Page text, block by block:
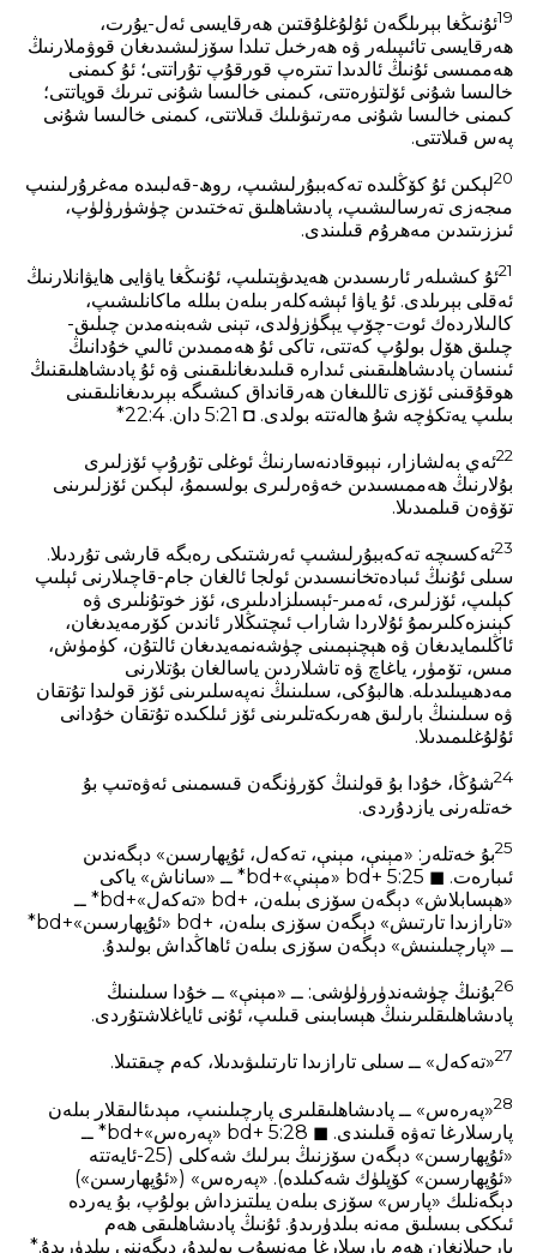
19ئۇنىڭغا بېرىلگەن ئۇلۇغلۇقتىن ھەرقايسى ئەل-يۇرت،
ھەرقايسى تائىپىلەر ۋە ھەرخىل تىلدا سۆزلىشىدىغان قوۋملارنىڭ
ھەممىسى ئۇنىڭ ئالدىدا تىترەپ قورقۇپ تۇراتتى؛ ئۇ كىمنى
خالىسا شۇنى ئۆلتۈرەتتى، كىمنى خالىسا شۇنى تىرىك قوياتتى؛
كىمنى خالىسا شۇنى مەرتىۋىلىك قىلاتتى، كىمنى خالىسا شۇنى
پەس قىلاتتى.
20لېكىن ئۇ كۆڭلىدە تەكەببۇرلىشىپ، روھ-قەلبىدە مەغرۇرلىنىپ
مىجەزى تەرسالىشىپ، پادىشاھلىق تەختىدىن چۈشۈرۈلۈپ،
ئىززىتىدىن مەھرۇم قىلىندى.
21ئۇ كىشىلەر ئارىسىدىن ھەيدىۋېتىلىپ، ئۇنىڭغا ياۋايى ھايۋانلارنىڭ
ئەقلى بېرىلدى. ئۇ ياۋا ئېشەكلەر بىلەن بىللە ماكانلىشىپ،
كالىلاردەك ئوت-چۆپ يېگۈزۈلدى، تېنى شەبنەمدىن چىلىق-
چىلىق ھۆل بولۇپ كەتتى، تاكى ئۇ ھەممىدىن ئالىي خۇدانىڭ
ئىنسان پادىشاھلىقىنى ئىدارە قىلىدىغانلىقىنى ۋە ئۇ پادىشاھلىقنىڭ
ھوقۇقىنى ئۆزى تاللىغان ھەرقانداق كىشىگە بېرىدىغانلىقىنى
بىلىپ يەتكۈچە شۇ ھالەتتە بولدى. ◘ 5:21 دان. 4‏:22*
22ئەي بەلشازار، نېبوقادنەسارنىڭ ئوغلى تۇرۇپ ئۆزلىرى
بۇلارنىڭ ھەممىسىدىن خەۋەرلىرى بولسىمۇ، لېكىن ئۆزلىرىنى
تۆۋەن قىلمىدىلا.
23ئەكسىچە تەكەببۇرلىشىپ ئەرشتىكى رەبگە قارشى تۇردىلا.
سىلى ئۇنىڭ ئىبادەتخانىسىدىن ئولجا ئالغان جام-قاچىلارنى ئېلىپ
كېلىپ، ئۆزلىرى، ئەمىر-ئېسىلزادىلىرى، ئۆز خوتۇنلىرى ۋە
كېنىزەكلىرىمۇ ئۇلاردا شاراب ئىچتىڭلار ئاندىن كۆرمەيدىغان،
ئاڭلىمايدىغان ۋە ھېچنېمىنى چۈشەنمەيدىغان ئالتۇن، كۈمۈش،
مىس، تۆمۈر، ياغاچ ۋە تاشلاردىن ياسالغان بۇتلارنى
مەدھىيىلىدىلە. ھالبۇكى، سىلىنىڭ نەپەسلىرىنى ئۆز قولىدا تۇتقان
ۋە سىلىنىڭ بارلىق ھەرىكەتلىرىنى ئۆز ئىلكىدە تۇتقان خۇدانى
ئۇلۇغلىمىدىلا.
24شۇڭا، خۇدا بۇ قولنىڭ كۆرۈنگەن قىسمىنى ئەۋەتىپ بۇ
خەتلەرنى يازدۇردى.
25بۇ خەتلەر: «مېنې، مېنې، تەكەل، ئۇپھارسىن» دېگەندىن
ئىبارەت. ◼ 5:25 +bd «مېنې»+bd* ــ «ساناش» ياكى
«ھېسابلاش» دېگەن سۆزى بىلەن، +bd «تەكەل»+bd* ــ
«تارازىدا تارتىش» دېگەن سۆزى بىلەن، +bd «ئۇپھارسىن»+bd*
ــ «پارچىلىنىش» دېگەن سۆزى بىلەن ئاھاڭداش بولىدۇ.
26بۇنىڭ چۈشەندۈرۈلۈشى: ــ «مېنې» ــ خۇدا سىلىنىڭ
پادىشاھلىقلىرىنىڭ ھېسابىنى قىلىپ، ئۇنى ئاياغلاشتۇردى.
27«تەكەل» ــ سىلى تارازىدا تارتىلىۋىدىلا، كەم چىقتىلا.
28«پەرەس» ــ پادىشاھلىقلىرى پارچىلىنىپ، مېدىئالىقلار بىلەن
پارسلارغا تەۋە قىلىندى. ◼ 5:28 +bd «پەرەس»+bd* ــ
«ئۇپھارسىن» دېگەن سۆزنىڭ بىرلىك شەكلى (25-ئايەتتە
«ئۇپھارسىن» كۆپلۈك شەكىلدە). «پەرەس» («ئۇپھارسىن»)
دېگەنلىك «پارس» سۆزى بىلەن يىلتىزداش بولۇپ، بۇ يەردە
ئىككى بىسلىق مەنە بىلدۈرىدۇ. ئۇنىڭ پادىشاھلىقى ھەم
پارچىلانغان ھەم پارسلارغا مەنسۇپ بولىدۇ، دېگەننى بىلدۈرىدۇ.*